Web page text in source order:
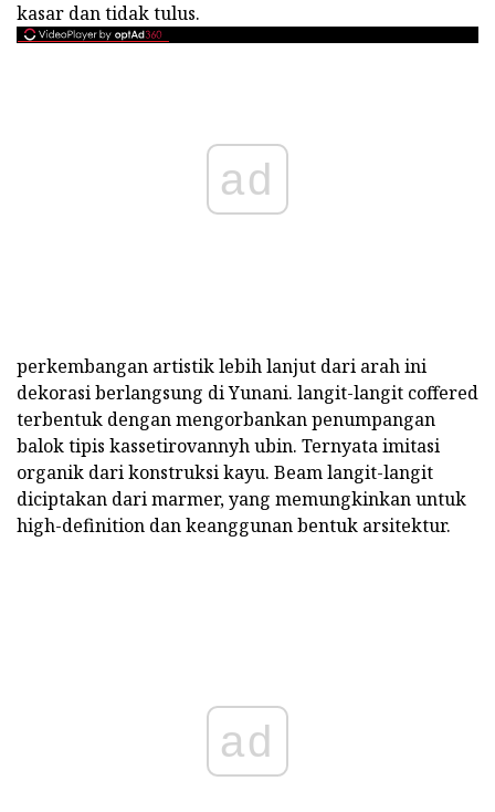
kasar dan tidak tulus.
ad
perkembangan artistik lebih lanjut dari arah ini
dekorasi berlangsung di Yunani. langit-langit coffered
terbentuk dengan mengorbankan penumpangan
balok tipis kassetirovannyh ubin. Ternyata imitasi
organik dari konstruksi kayu. Beam langit-langit
diciptakan dari marmer, yang memungkinkan untuk
high-definition dan keanggunan bentuk arsitektur.
ad